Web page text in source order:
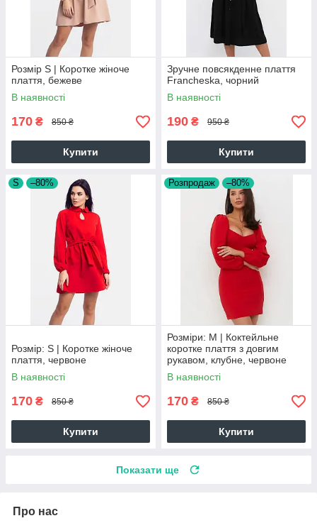
Розмір S | Коротке жіноче
плаття, бежеве
В наявності
170 ₴ 850 ₴
Купити
Зручне повсякденне плаття
Francheska, чорний
В наявності
190 ₴ 950 ₴
Купити
S –80%
Розмір: S | Коротке жіноче
плаття, червоне
В наявності
170 ₴ 850 ₴
Купити
Розпродаж –80%
Розміри: M | Коктейльне
коротке плаття з довгим
рукавом, клубне, червоне
В наявності
170 ₴ 850 ₴
Купити
Показати ще
Про нас